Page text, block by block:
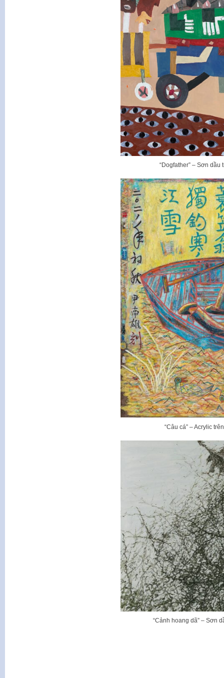
“Dogfather” – Sơn
“Câu cá” – Acrylic
“Cảnh hoang dã” – Sơn